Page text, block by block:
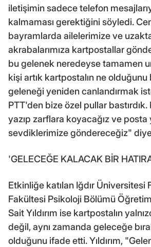
iletişimin sadece telefon
kalmaması gerektiğini söyledi.
bayramlarda ailelerimize ve
akrabalarımıza kartpostallar
bu gelenek neredeyse tamamen
kişi artık kartpostalın ne
geleneği yeniden canlandırmak
PTT'den bize özel pullar bastırdık.
yazıp zarflara koyacağız ve posta
sevdiklerimize göndereceğiz"
'GELECEĞE KALACAK BİR
Etkinliğe katılan Iğdır Üniversitesi
Fakültesi Psikoloji Bölümü
Sait Yıldırım ise kartpostalın
değil, aynı zamanda geleceğe
olduğunu ifade etti. Yıldırım,